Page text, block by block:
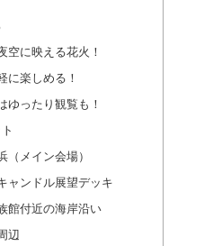
に映える花火！
楽しめる！
ったり観覧も！
メイン会場）
ャンドル展望デッキ
館付近の海岸沿い
辺